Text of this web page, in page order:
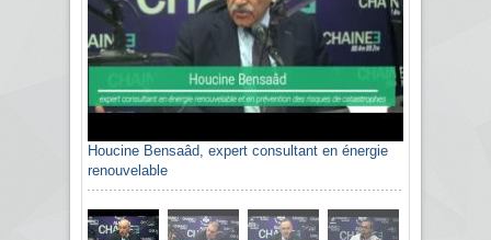
Houcine Bensaâd, expert consultant en énergie
renouvelable